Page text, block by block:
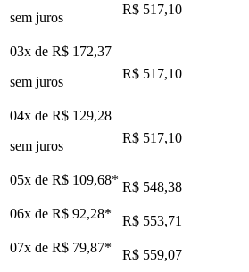
sem juros
R$ 517,10
03x de R$ 172,37
sem juros
R$ 517,10
04x de R$ 129,28
sem juros
R$ 517,10
05x de R$ 109,68* R$ 548,38
06x de R$ 92,28*
R$ 553,71
07x de R$ 79,87*
R$ 559,07